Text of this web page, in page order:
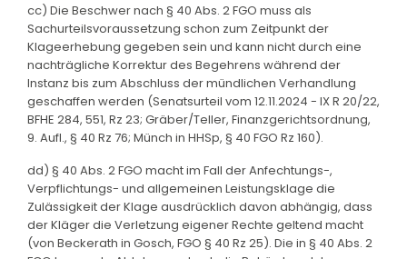
cc) Die Beschwer nach § 40 Abs. 2 FGO muss als
Sachurteilsvoraussetzung schon zum Zeitpunkt der
Klageerhebung gegeben sein und kann nicht durch eine
nachträgliche Korrektur des Begehrens während der
Instanz bis zum Abschluss der mündlichen Verhandlung
geschaffen werden (Senatsurteil vom 12.11.2024 - IX R 20/22,
BFHE 284, 551, Rz 23; Gräber/Teller, Finanzgerichtsordnung,
9. Aufl., § 40 Rz 76; Münch in HHSp, § 40 FGO Rz 160).
dd) § 40 Abs. 2 FGO macht im Fall der Anfechtungs-,
Verpflichtungs- und allgemeinen Leistungsklage die
Zulässigkeit der Klage ausdrücklich davon abhängig, dass
der Kläger die Verletzung eigener Rechte geltend macht
(von Beckerath in Gosch, FGO § 40 Rz 25). Die in § 40 Abs. 2